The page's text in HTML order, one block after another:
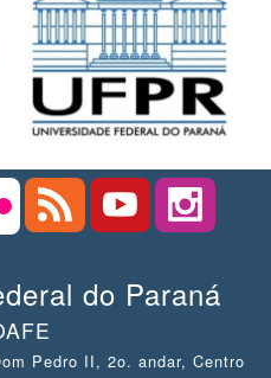
do Paraná
Pedro II, 2o. andar, Centro